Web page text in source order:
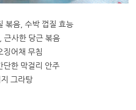
볶음, 수박 껍질 효능
근사한 당근 볶음
징어채 무침
단한 막걸리 안주
그라탕